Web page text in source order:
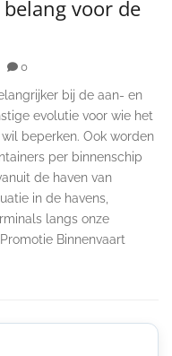
voor de
0
bij de aan- en
evolutie voor wie het
beperken. Ook worden
per binnenschip
de haven van
in de havens,
langs onze
Binnenvaart